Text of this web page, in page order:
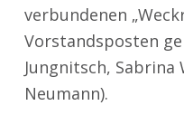
verbundenen
Vorstandsposten
Jungnitsch, Sabrina
Neumann).